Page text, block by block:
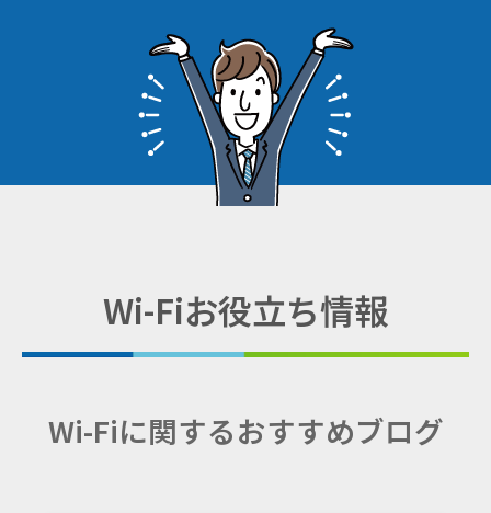
Wi-Fiお役立ち情報
Wi-Fiに関するおすすめブログ